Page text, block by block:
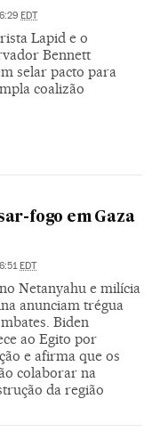
EDT
Lapid e o
Bennett
selar pacto para
coalizão
fogo em Gaza
EDT
Netanyahu e milícia
anunciam trégua
Biden
ao Egito por
e afirma que os
colaborar na
da região